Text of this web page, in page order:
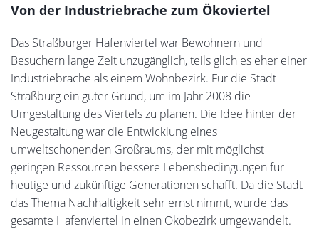
Von der Industriebrache zum Ökoviertel
Das Straßburger Hafenviertel war Bewohnern und
Besuchern lange Zeit unzugänglich, teils glich es eher einer
Industriebrache als einem Wohnbezirk. Für die Stadt
Straßburg ein guter Grund, um im Jahr 2008 die
Umgestaltung des Viertels zu planen. Die Idee hinter der
Neugestaltung war die Entwicklung eines
umweltschonenden Großraums, der mit möglichst
geringen Ressourcen bessere Lebensbedingungen für
heutige und zukünftige Generationen schafft. Da die Stadt
das Thema Nachhaltigkeit sehr ernst nimmt, wurde das
gesamte Hafenviertel in einen Ökobezirk umgewandelt.